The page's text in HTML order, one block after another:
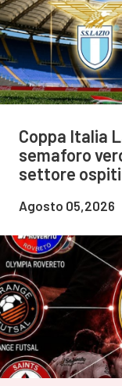
Coppa Italia
semaforo
settore ospiti
Agosto 05,2026